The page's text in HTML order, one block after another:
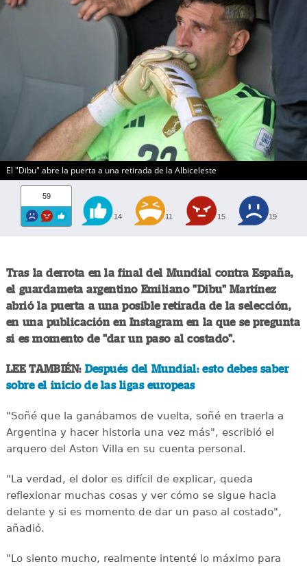
El "Dibu" abre la puerta a una retirada de la Albiceleste
59
14 11 15 19
Tras la derrota en la final del Mundial contra España,
el guardameta argentino Emiliano "Dibu" Martínez
abrió la puerta a una posible retirada de la selección,
en una publicación en Instagram en la que se pregunta
si es momento de "dar un paso al costado".
LEE TAMBIÉN: Después del Mundial: esto debes saber
sobre el inicio de las ligas europeas
"Soñé que la ganábamos de vuelta, soñé en traerla a
Argentina y hacer historia una vez más", escribió el
arquero del Aston Villa en su cuenta personal.
"La verdad, el dolor es difícil de explicar, queda
reflexionar muchas cosas y ver cómo se sigue hacia
delante y si es momento de dar un paso al costado",
añadió.
"Lo siento mucho, realmente intenté lo máximo para